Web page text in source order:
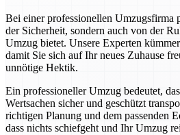
Bei einer professionellen Umzugsfirma
der Sicherheit, sondern auch von der
Umzug bietet. Unsere Experten
damit Sie sich auf Ihr neues Zuhause
unnötige Hektik.
Ein professioneller Umzug bedeutet,
Wertsachen sicher und geschützt
richtigen Planung und dem passenden
dass nichts schiefgeht und Ihr Umzug